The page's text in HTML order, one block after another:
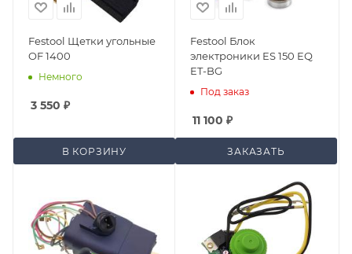
Festool Щетки угольные
OF 1400
Немного
3 550 ₽
В КОРЗИНУ
Festool Блок
электроники ES 150 EQ
ET-BG
Под заказ
11 100 ₽
ЗАКАЗАТЬ